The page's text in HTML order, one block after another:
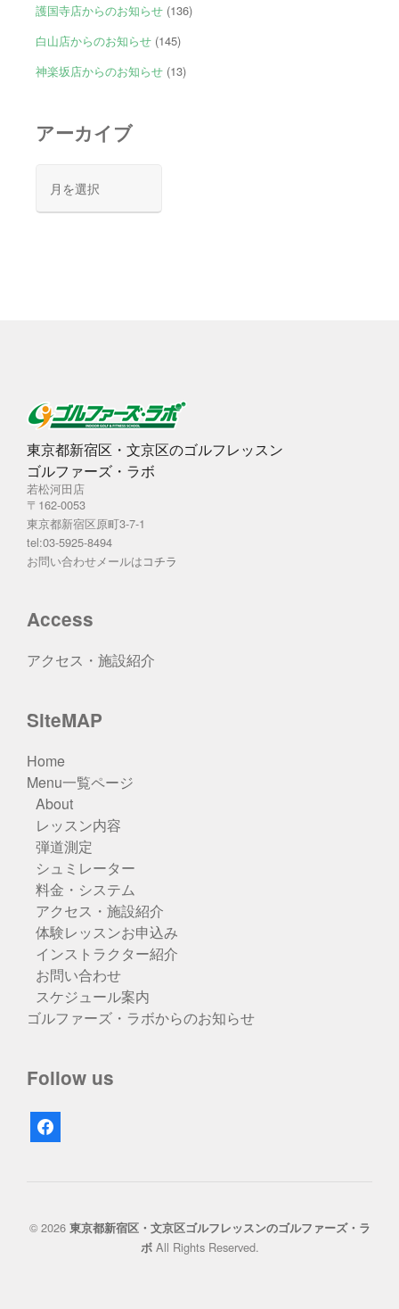
護国寺店からのお知らせ(136)
白山店からのお知らせ(145)
神楽坂店からのお知らせ(13)
アーカイブ
カ
東京都新宿区・文京区のゴルフレッスン
ゴルファーズ・ラボ
若松河田店
〒162-0053
東京都新宿区原町3-7-1
tel:03-5925-8494
お問い合わせメールはコチラ
Access
アクセス・施設紹介
SiteMAP
Home
Menu一覧ページ
About
レッスン内容
弾道測定
シュミレーター
料金・システム
アクセス・施設紹介
体験レッスンお申込み
インストラクター紹介
お問い合わせ
スケジュール案内
ゴルファーズ・ラボからのお知らせ
Follow us
facebook
© 2026 東京都新宿区・文京区ゴルフレッスンのゴルファーズ・ラ
ボAll Rights Reserved.